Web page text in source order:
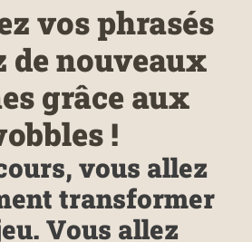
vos phrasés
de nouveaux
grâce aux
!
vous allez
transformer
Vous allez